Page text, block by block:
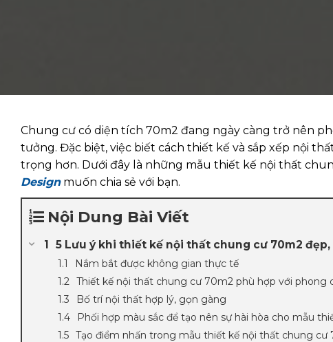
Chung cư có diện tích 70m2 đang ngày càng trở nên
tưởng. Đặc biệt, việc biết cách thiết kế và sắp xếp nội
trọng hơn. Dưới đây là những mẫu thiết kế nội thất
Designmuốn chia sẻ với bạn.
Nội Dung Bài Viết
5 Lưu ý khi thiết kế nội thất chung cư 70m2 đẹp,
Nắm bắt được không gian thực tế
Thiết kế nội thất chung cư 70m2 phù hợp với phong
Bố trí nội thất hợp lý, gọn gàng
Phối hợp màu sắc để tạo nên sự hài hòa cho mẫu
Tạo điểm nhấn trong mẫu thiết kế nội thất chung cư